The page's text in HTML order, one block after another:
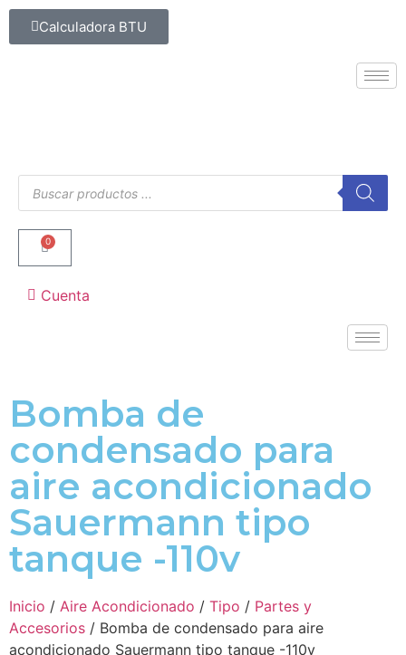
Calculadora BTU
0
Cuenta
Bomba de
condensado para
aire acondicionado
Sauermann tipo
tanque -110v
Inicio / Aire Acondicionado / Tipo / Partes y
Accesorios / Bomba de condensado para aire
acondicionado Sauermann tipo tanque -110v